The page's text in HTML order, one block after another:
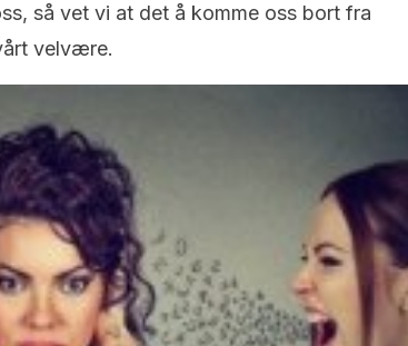
så vet vi at det å komme oss bort fra
velvære.